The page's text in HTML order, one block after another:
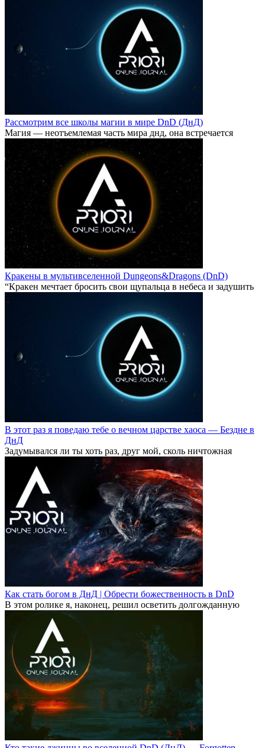
Рассмотрим все школы магии в мире DnD (ДнД)
Магия — неотъемлемая часть мира днд, она встречается
Кракены в мультивселенной Dungeons&Dragons (DnD)
“Кракен мечтает бросить свои щупальца в небеса и задушить
В этот раз я поведаю тебе о вечном царстве хаоса — Бездне в
ДнД
Задумывался ли ты хоть раз, друг мой, сколь ничтожная
Как стать богом в ДнД | Обрести божественность в DnD
В этом ролике я, наконец, решил осветить долгожданную